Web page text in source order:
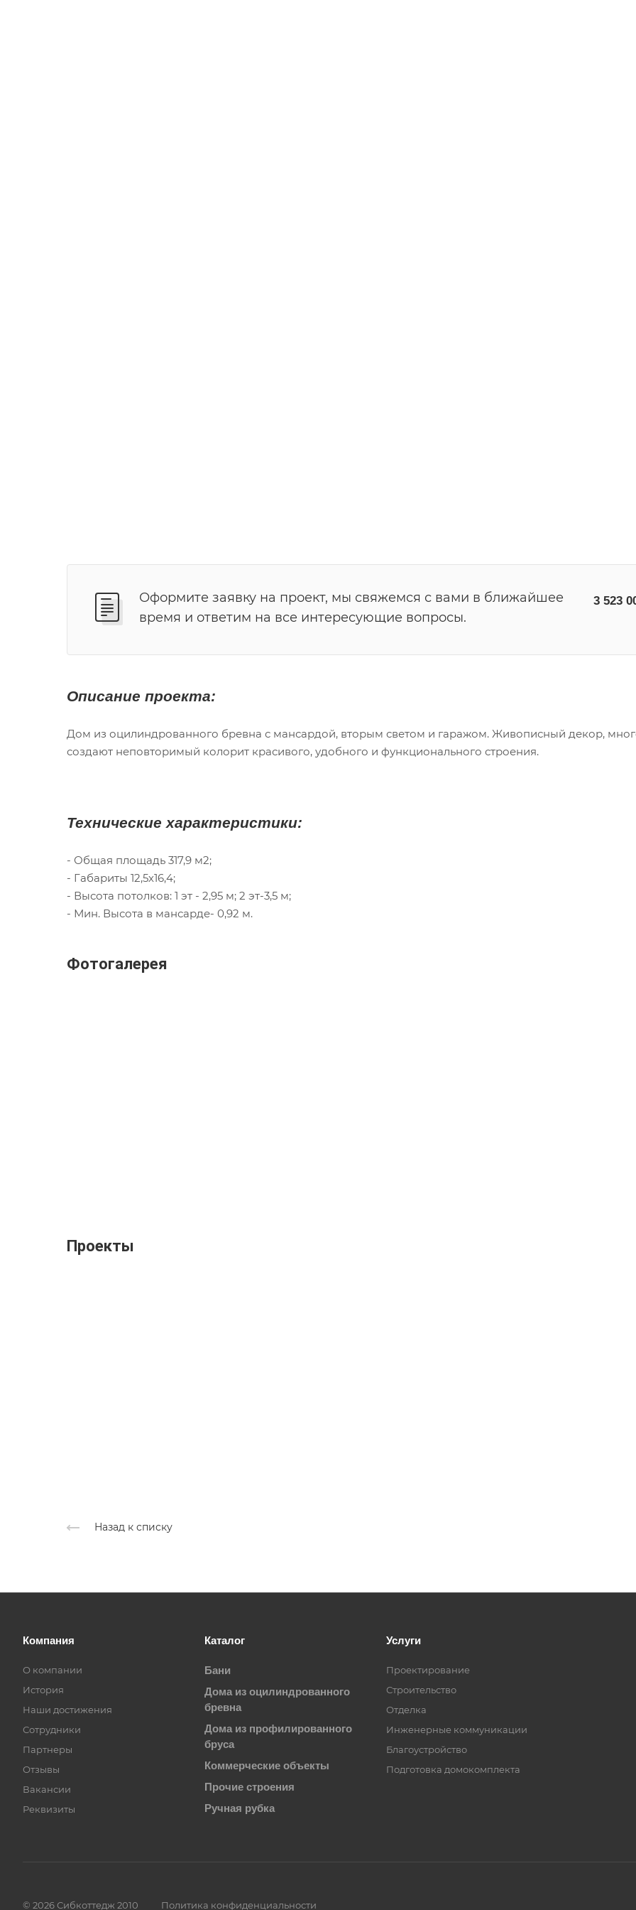
Оформите заявку на проект, мы свяжемся с вами в ближайшее
время и ответим на все интересующие вопросы.
3 523
Описание проекта:
Дом из оцилиндрованного бревна с мансардой, вторым светом и гаражом. Живописный декор,
создают неповторимый колорит красивого, удобного и функционального строения.
Технические характеристики:
- Общая площадь 317,9 м2;
- Габариты 12,5х16,4;
- Высота потолков: 1 эт - 2,95 м; 2 эт-3,5 м;
- Мин. Высота в мансарде- 0,92 м.
Фотогалерея
Проекты
Назад к списку
Компания
О компании
История
Наши достижения
Сотрудники
Партнеры
Отзывы
Вакансии
Реквизиты
Каталог
Бани
Дома из оцилиндрованного
бревна
Дома из профилированного
бруса
Коммерческие объекты
Прочие строения
Ручная рубка
Услуги
Проектирование
Строительство
Отделка
Инженерные коммуникации
Благоустройство
Подготовка домокомплекта
© 2026 Сибкоттедж 2010 Политика конфиденциальности